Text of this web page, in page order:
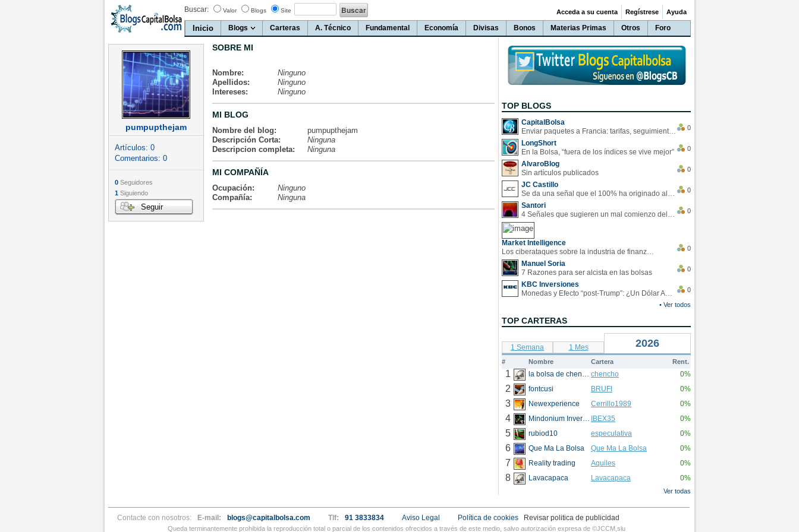
Buscar: Valor Blogs Site
Inicio Blogs Carteras A. Técnico Fundamental Economía Divisas Bonos Materias Primas Otros Foro
Acceda a su cuenta Regístrese Ayuda
pumpupthejam
Artículos: 0
Comentarios: 0
0 Seguidores
1 Siguiendo
Seguir
SOBRE MI
Nombre:
Ninguno
Apellidos:
Ninguno
Intereses:
Ninguno
MI BLOG
Nombre del blog:
pumpupthejam
Descripción Corta:
Ninguna
Descripcion completa:
Ninguna
MI COMPAÑÍA
Ocupación:
Ninguno
Compañía:
Ninguna
TOP BLOGS
CapitalBolsa
Enviar paquetes a Francia: tarifas, seguimiento y ventajas destacadas
0
LongShort
En la Bolsa, “fuera de los índices se vive mejor”
0
AlvaroBlog
Sin artículos publicados
0
JC Castillo
Se da una señal que el 100% ha originado alzas en las bolsas
0
Santori
4 Señales que sugieren un mal comienzo del 3T de la economía EEUU
0
Market Intelligence
Los ciberataques sobre la industria de finanzas se han duplicado este año
0
Manuel Soria
7 Razones para ser alcista en las bolsas
0
KBC Inversiones
Monedas y Efecto “post-Trump”: ¿Un Dólar Americano operando en rangos?
0
• Ver todos
TOP CARTERAS
1 Semana 1 Mes 2026
# Nombre Cartera Rent.
1 la bolsa de chencho chencho 0%
2 fontcusi BRUFI 0%
3 Newexperience Cerrillo1989 0%
4 Mindonium Inversions IBEX35 0%
5 rubiod10 especulativa 0%
6 Que Ma La Bolsa Que Ma La Bolsa 0%
7 Reality trading Aquiles 0%
8 Lavacapaca Lavacapaca 0%
Ver todas
Contacte con nosotros: E-mail: blogs@capitalbolsa.com Tlf: 91 3833834 Aviso Legal Revisar politica de publicidad
Política de cookies
Queda terminantemente prohibida la reproducción total o parcial de los contenidos ofrecidos a través de este medio, salvo autorización expresa de ©JCCM,slu